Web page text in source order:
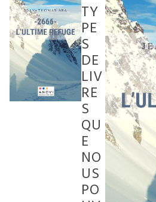
TY
PE
S
DE
LIV
RE
S
QU
E
NO
US
PO